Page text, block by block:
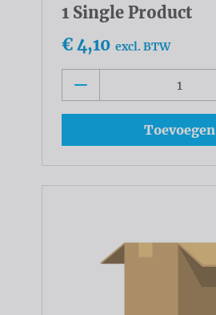
1 Single Product
€ 4,10 excl. BTW
Toevoegen